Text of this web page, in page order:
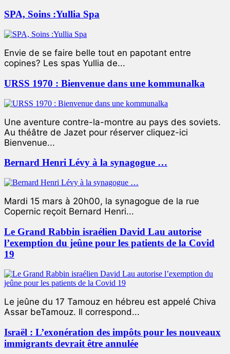
SPA, Soins :Yullia Spa
Envie de se faire belle tout en papotant entre
copines? Les spas Yullia de...
URSS 1970 : Bienvenue dans une kommunalka
Une aventure contre-la-montre au pays des soviets.
Au théâtre de Jazet pour réserver cliquez-ici
Bienvenue...
Bernard Henri Lévy à la synagogue …
Mardi 15 mars à 20h00, la synagogue de la rue
Copernic reçoit Bernard Henri...
Le Grand Rabbin israélien David Lau autorise
l’exemption du jeûne pour les patients de la Covid
19
Le jeûne du 17 Tamouz en hébreu est appelé Chiva
Assar beTamouz. Il correspond...
Israël : L’exonération des impôts pour les nouveaux
immigrants devrait être annulée